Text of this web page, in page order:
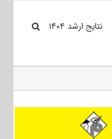
نتایج ارشد ۱۴۰۴